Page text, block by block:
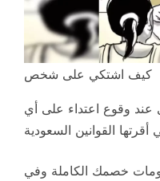
كيف اشتكي على شخص
وقوع اعتداء على أي
خصمك الكاملة وفي